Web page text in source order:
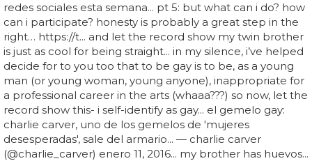
redes sociales esta semana... pt 5: but what can i do? how
can i participate? honesty is probably a great step in the
right… https://t... and let the record show my twin brother
is just as cool for being straight... in my silence, i’ve helped
decide for to you too that to be gay is to be, as a young
man (or young woman, young anyone), inappropriate for
a professional career in the arts (whaaa???) so now, let the
record show this- i self-identify as gay... el gemelo gay:
charlie carver, uno de los gemelos de 'mujeres
desesperadas', sale del armario... — charlie carver
(@charlie_carver) enero 11, 2016... my brother has huevos...